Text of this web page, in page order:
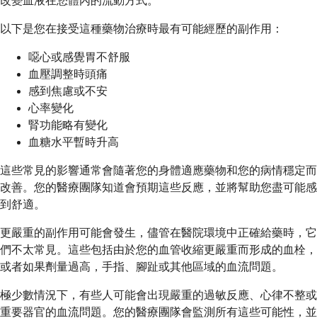
以下是您在接受這種藥物治療時最有可能經歷的副作用：
噁心或感覺胃不舒服
血壓調整時頭痛
感到焦慮或不安
心率變化
腎功能略有變化
血糖水平暫時升高
這些常見的影響通常會隨著您的身體適應藥物和您的病情穩定而
改善。您的醫療團隊知道會預期這些反應，並將幫助您盡可能感
到舒適。
更嚴重的副作用可能會發生，儘管在醫院環境中正確給藥時，它
們不太常見。這些包括由於您的血管收縮更嚴重而形成的血栓，
或者如果劑量過高，手指、腳趾或其他區域的血流問題。
極少數情況下，有些人可能會出現嚴重的過敏反應、心律不整或
重要器官的血流問題。您的醫療團隊會監測所有這些可能性，並